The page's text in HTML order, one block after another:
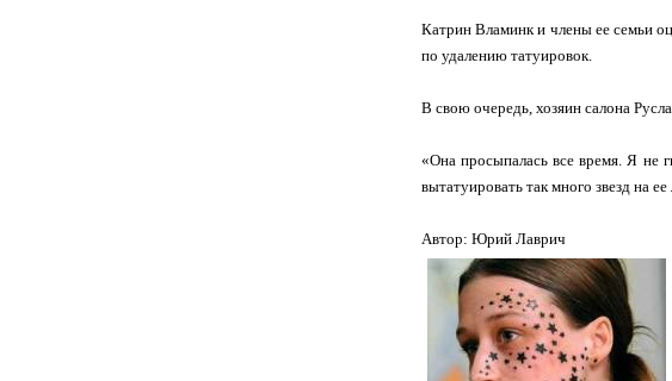
Катрин Вламинк и члены ее семьи
по удалению татуировок.
В свою очередь, хозяин салона
«Она просыпалась все время. Я не
вытатуировать так много звезд на
Автор: Юрий Лаврич